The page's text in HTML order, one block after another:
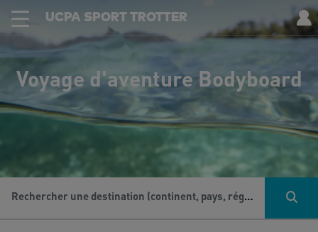
UCPA SPORT TROTTER
Voyage d'aventure Bodyboard
Rechercher une destination (continent, pays, région...), une activité...